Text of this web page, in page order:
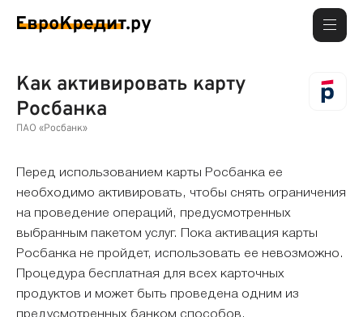
Как активировать карту
Росбанка
ПАО «Росбанк»
Перед использованием карты Росбанка ее
необходимо активировать, чтобы снять ограничения
на проведение операций, предусмотренных
выбранным пакетом услуг. Пока активация карты
Росбанка не пройдет, использовать ее невозможно.
Процедура бесплатная для всех карточных
продуктов и может быть проведена одним из